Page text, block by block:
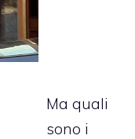
Ma quali
sono i